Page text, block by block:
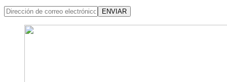
ENVIAR